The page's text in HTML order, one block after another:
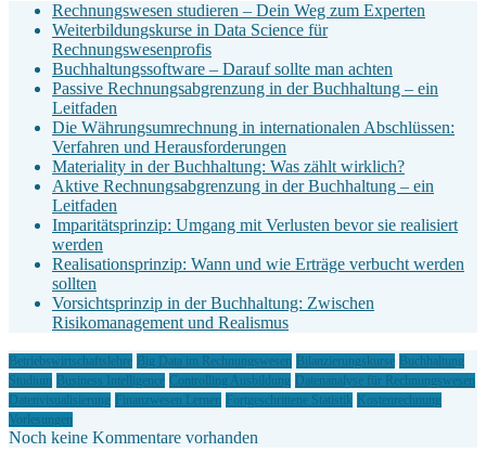
Rechnungswesen studieren – Dein Weg zum Experten
Weiterbildungskurse in Data Science für
Rechnungswesenprofis
Buchhaltungssoftware – Darauf sollte man achten
Passive Rechnungsabgrenzung in der Buchhaltung – ein
Leitfaden
Die Währungsumrechnung in internationalen Abschlüssen:
Verfahren und Herausforderungen
Materiality in der Buchhaltung: Was zählt wirklich?
Aktive Rechnungsabgrenzung in der Buchhaltung – ein
Leitfaden
Imparitätsprinzip: Umgang mit Verlusten bevor sie realisiert
werden
Realisationsprinzip: Wann und wie Erträge verbucht werden
sollten
Vorsichtsprinzip in der Buchhaltung: Zwischen
Risikomanagement und Realismus
Betriebswirtschaftslehre Big Data im Rechnungswesen Bilanzierungskurse
Buchhaltung
Studium
Business Intelligence Controlling Ausbildung
Datenanalyse für Rechnungswesen
Datenvisualisierung
Finanzwesen Lernen Fortgeschrittene Statistik Kostenrechnung
Vorlesungen
Noch keine Kommentare vorhanden